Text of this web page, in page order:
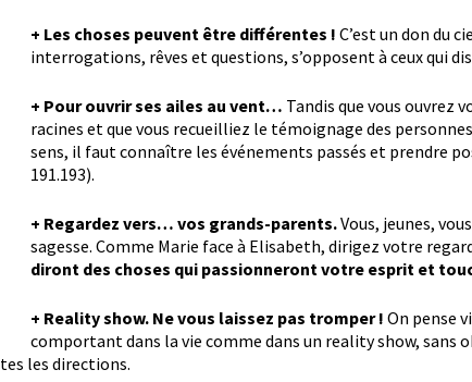
+ Les choses peuvent être différentes ! C’est un don du
interrogations, rêves et questions, s’opposent à ceux qui
+ Pour ouvrir ses ailes au vent… Tandis que vous ouvrez
racines et que vous recueilliez le témoignage des
sens, il faut connaître les événements passés et prendre
191.193).
+ Regardez vers… vos grands-parents.Vous, jeunes,
sagesse. Comme Marie face à Elisabeth, dirigez votre
diront des choses qui passionneront votre esprit et
+ Reality show. Ne vous laissez pas tromper ! On pense
comportant dans la vie comme dans un reality show, sans
les directions.